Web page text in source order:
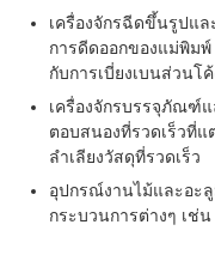
เครื่องจักรฉีดขึ้นรูปแ
การดีดออกของแม่พิม
กับการเบี่ยงเบนส่วนโ
เครื่องจักรบรรจุภัณฑ์
ตอบสนองที่รวดเร็วที่แ
ลำเลียงวัสดุที่รวดเร็ว
อุปกรณ์งานไม้และอะลู
กระบวนการต่างๆ เช่